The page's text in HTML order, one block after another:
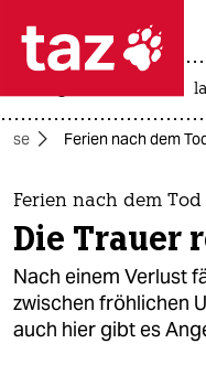
 taz
themen
politik
öko
gesellschaft
Ferien nach dem
Ferien nach dem
Die Trauer
Nach einem Verlust
zwischen fröhlichen
auch hier gibt es